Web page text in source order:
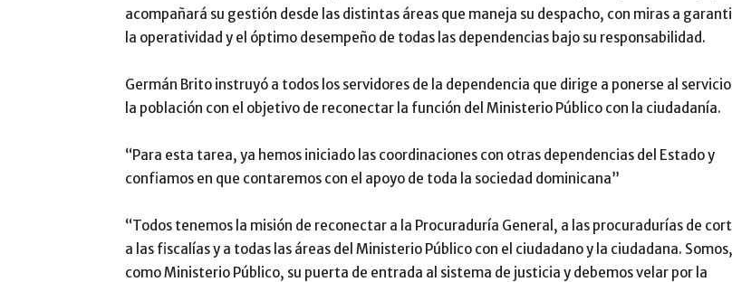
acompañará su gestión desde las distintas áreas que maneja su despacho, con miras a
la operatividad y el óptimo desempeño de todas las dependencias bajo su responsabilidad.
Germán Brito instruyó a todos los servidores de la dependencia que dirige a ponerse al
la población con el objetivo de reconectar la función del Ministerio Público con la ciudadanía.
“Para esta tarea, ya hemos iniciado las coordinaciones con otras dependencias del Estado y
confiamos en que contaremos con el apoyo de toda la sociedad dominicana”
“Todos tenemos la misión de reconectar a la Procuraduría General, a las procuradurías de
a las fiscalías y a todas las áreas del Ministerio Público con el ciudadano y la ciudadana. Somos,
como Ministerio Público, su puerta de entrada al sistema de justicia y debemos velar por la